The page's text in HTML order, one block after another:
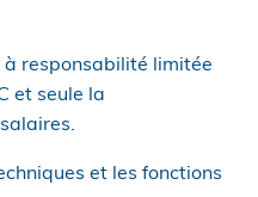
à responsabilité limitée
et seule la
et les fonctions